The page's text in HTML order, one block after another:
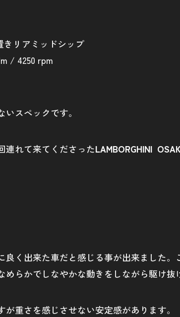
きリアミッドシップ
/ 4250 rpm
スペックです。
連れて来てくださったLAMBORGHINI
良く出来た車だと感じる事が出来ました
らかでしなやかな動きをしながら駆け抜
重さを感じさせない安定感があります。